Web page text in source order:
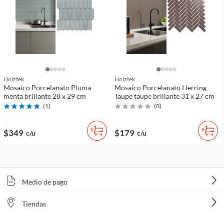
Holztek
Mosaico Porcelanato Pluma
menta brillante 28 x 29 cm
(1)
$349 c/u
Holztek
Mosaico Porcelanato Herring
Taupe taupe brillante 31 x 27 cm
(0)
$179 c/u
Medio de pago
Tiendas